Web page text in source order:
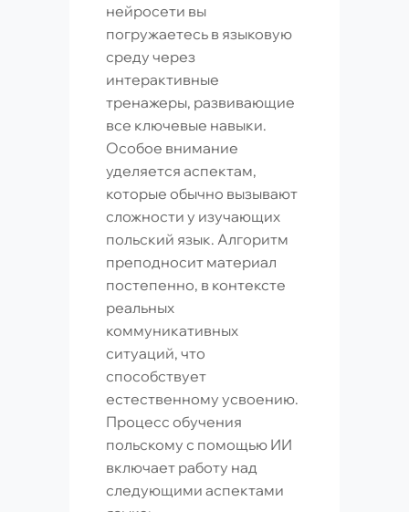
нейросети вы
погружаетесь в языковую
среду через
интерактивные
тренажеры, развивающие
все ключевые навыки.
Особое внимание
уделяется аспектам,
которые обычно вызывают
сложности у изучающих
польский язык. Алгоритм
преподносит материал
постепенно, в контексте
реальных
коммуникативных
ситуаций, что
способствует
естественному усвоению.
Процесс обучения
польскому с помощью ИИ
включает работу над
следующими аспектами